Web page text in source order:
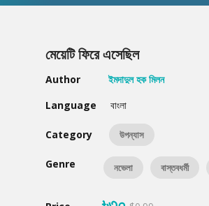
Humayun Ahmed
Mouri Morium
Hot & New
মেয়েটি ফিরে এসেছিল
Author
ইমদাদুল হক মিলন
Language
বাংলা
Category উপন্যাস
Genre নভেলা বাস্তবধর্মী